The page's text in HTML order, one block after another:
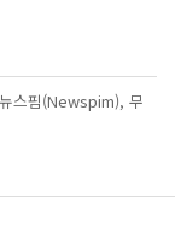
스핌(Newspim), 무